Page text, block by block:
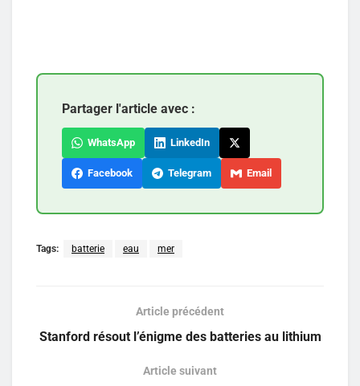
Partager l'article avec :
WhatsApp LinkedIn
Facebook Telegram Email
Tags: batterie eau mer
Article précédent
Stanford résout l’énigme des batteries au lithium
Article suivant